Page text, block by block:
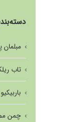
تاب
چمن